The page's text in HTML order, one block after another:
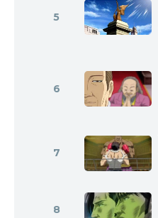
5
6
7
8